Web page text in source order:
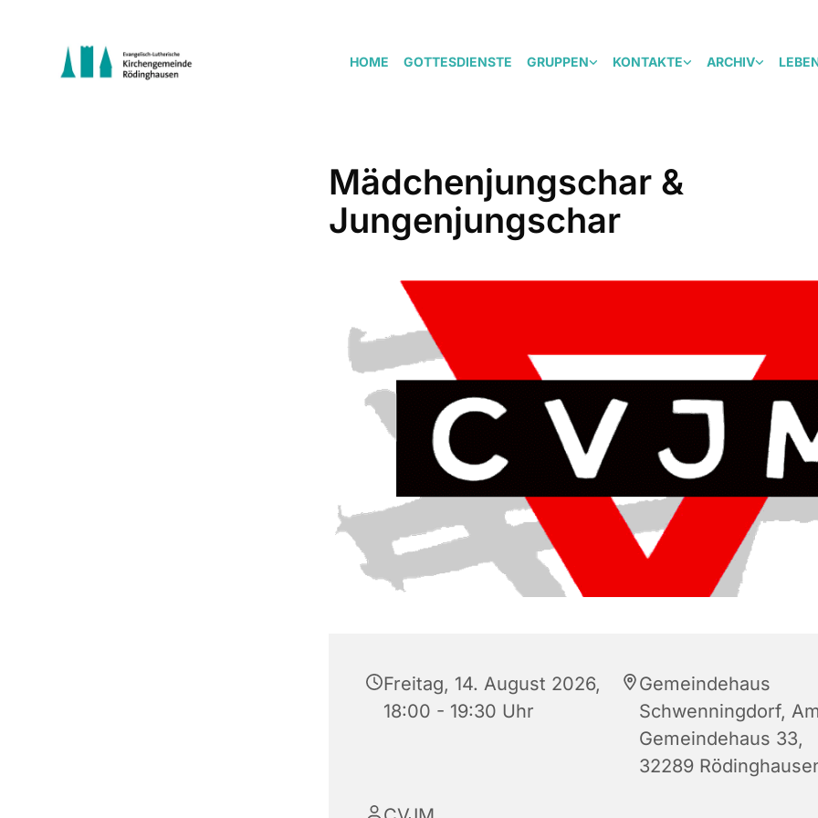
HOME GOTTESDIENSTE GRUPPEN KONTAKTE ARCHIV
Mädchenjungschar &
Jungenjungschar
Freitag, 14. August 2026,
18:00 - 19:30 Uhr
Gemeindehaus
Schwenningdorf,
Gemeindehaus 33,
32289